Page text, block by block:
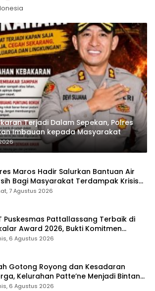
Terjadi Dalam Sepekan, Polres
Imbauan kepada Masyarakat
Maros Hadir Salurkan Bantuan Air
Bagi Masyarakat Terdampak Krisis
Di Maros
7 Agustus 2026
Puskesmas Pattallassang Terbaik di
Award 2026, Bukti Komitmen
Pelayanan Kesehatan Berkualitas
6 Agustus 2026
Gotong Royong dan Kesadaran
Kelurahan Patte’ne Menjadi Bintang
Award 2026
6 Agustus 2026